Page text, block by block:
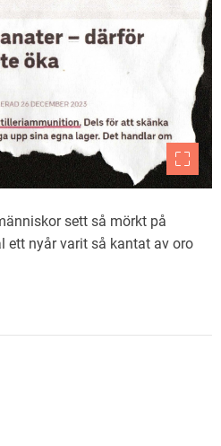
sett så mörkt på
ett nyår varit så kantat av oro